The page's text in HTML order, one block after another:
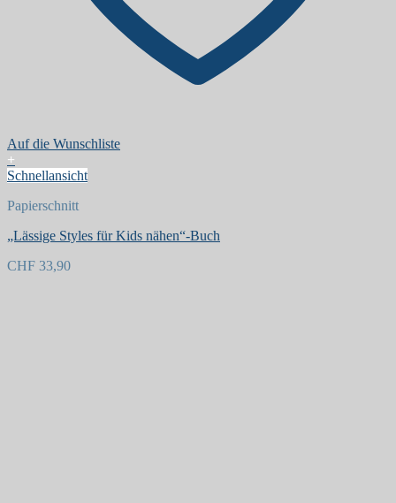
Auf die Wunschliste
+
Schnellansicht
Papierschnitt
„Lässige Styles für Kids nähen“-Buch
CHF 33,90